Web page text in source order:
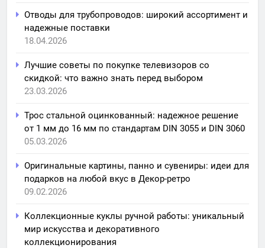
Отводы для трубопроводов: широкий ассортимент и
надежные поставки
18.04.2026
Лучшие советы по покупке телевизоров со
скидкой: что важно знать перед выбором
23.03.2026
Трос стальной оцинкованный: надежное решение
от 1 мм до 16 мм по стандартам DIN 3055 и DIN 3060
05.03.2026
Оригинальные картины, панно и сувениры: идеи для
подарков на любой вкус в Декор-ретро
09.02.2026
Коллекционные куклы ручной работы: уникальный
мир искусства и декоративного
коллекционирования